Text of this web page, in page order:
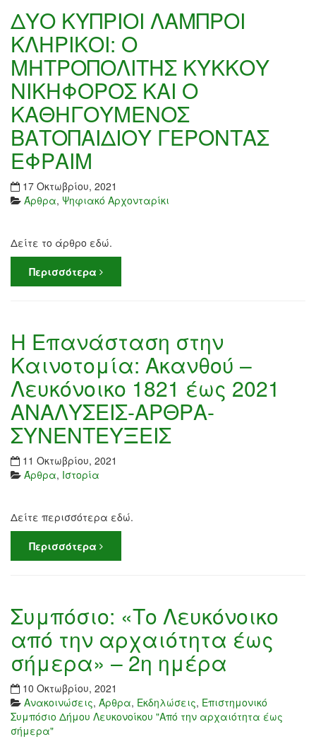
ΔΥΟ ΚΥΠΡΙΟΙ ΛΑΜΠΡΟΙ
ΚΛΗΡΙΚΟΙ: Ο
ΜΗΤΡΟΠΟΛΙΤΗΣ ΚΥΚΚΟΥ
ΝΙΚΗΦΟΡΟΣ ΚΑΙ Ο
ΚΑΘΗΓΟΥΜΕΝΟΣ
ΒΑΤΟΠΑΙΔΙΟΥ ΓΕΡΟΝΤΑΣ
ΕΦΡΑΙΜ
17 Οκτωβρίου, 2021
Άρθρα, Ψηφιακό Αρχονταρίκι
Δείτε το άρθρο εδώ.
Περισσότερα
Η Επανάσταση στην
Καινοτομία: Ακανθού –
Λευκόνοικο 1821 έως 2021
ΑΝΑΛΥΣΕΙΣ-ΑΡΘΡΑ-
ΣΥΝΕΝΤΕΥΞΕΙΣ
11 Οκτωβρίου, 2021
Άρθρα, Ιστορία
Δείτε περισσότερα εδώ.
Περισσότερα
Συμπόσιο: «Το Λευκόνοικο
από την αρχαιότητα έως
σήμερα» – 2η ημέρα
10 Οκτωβρίου, 2021
Ανακοινώσεις, Άρθρα, Εκδηλώσεις, Επιστημονικό
Συμπόσιο Δήμου Λευκονοίκου "Από την αρχαιότητα έως
σήμερα"